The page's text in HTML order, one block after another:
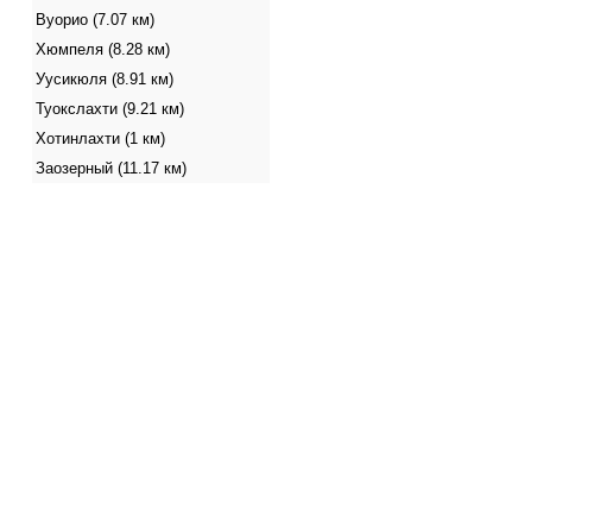
Вуорио (7.07 км)
Хюмпеля (8.28 км)
Уусикюля (8.91 км)
Туокслахти (9.21 км)
Хотинлахти (1 км)
Заозерный (11.17 км)